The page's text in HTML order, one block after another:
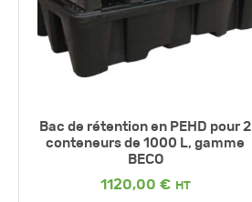
Bac de rétention en PEHD pour 2
conteneurs de 1000 L, gamme
BECO
1120,00 €